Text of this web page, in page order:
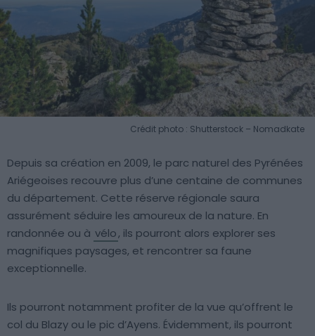
Crédit photo : Shutterstock – Nomadkate
Depuis sa création en 2009, le parc naturel des Pyrénées
Ariégeoises recouvre plus d’une centaine de communes
du département. Cette réserve régionale saura
assurément séduire les amoureux de la nature. En
randonnée ou à vélo, ils pourront alors explorer ses
magnifiques paysages, et rencontrer sa faune
exceptionnelle.
Ils pourront notamment profiter de la vue qu’offrent le
col du Blazy ou le pic d’Ayens. Évidemment, ils pourront